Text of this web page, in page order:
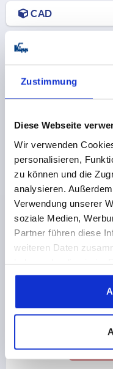
Zustimmung
Diese Webseite
Wir verwenden
personalisieren,
zu können und die
analysieren.
Verwendung unserer
soziale Medien,
Partner führen diese
weiteren Daten
gesammelt haben.
CAD
DOWNLOADS
K2307
zzgl. MwSt.